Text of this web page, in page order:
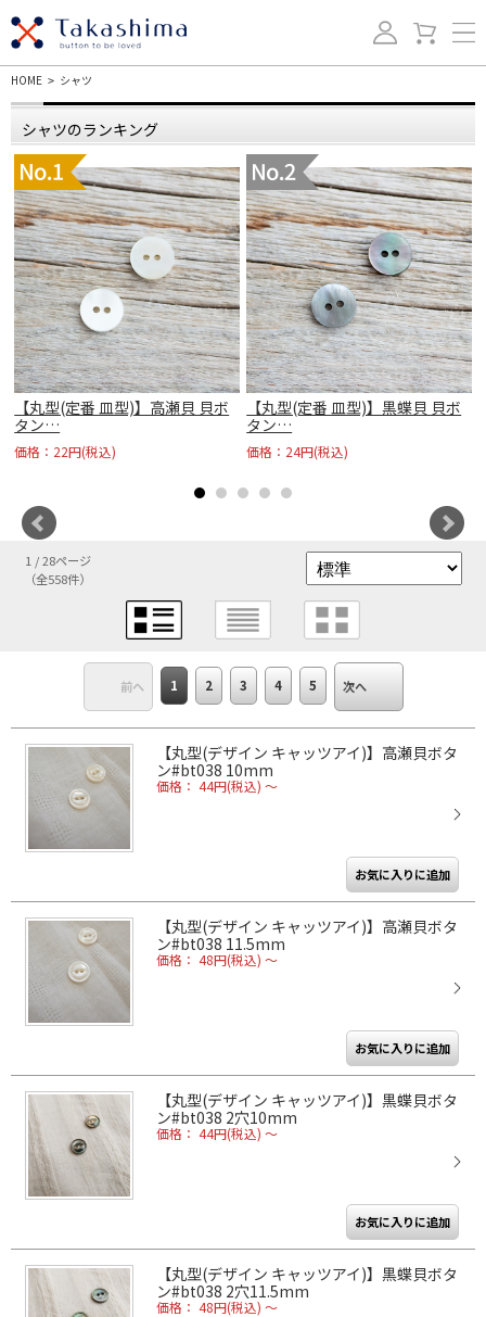
HOME > シャツ
シャツのランキング
【丸型(定番 皿型)】高瀬貝 貝ボ
タン…
価格：22円(税込)
【丸型(定番 皿型)】黒蝶貝 貝ボ
タン…
価格：24円(税込)
1 / 28ページ
（全558件）
前へ 1 2 3 4 5 次へ
【丸型(デザイン キャッツアイ)】高瀬貝ボタ
ン#bt038 10mm
価格： 44円(税込) ～
【丸型(デザイン キャッツアイ)】高瀬貝ボタ
ン#bt038 11.5mm
価格： 48円(税込) ～
【丸型(デザイン キャッツアイ)】黒蝶貝ボタ
ン#bt038 2穴10mm
価格： 44円(税込) ～
【丸型(デザイン キャッツアイ)】黒蝶貝ボタ
ン#bt038 2穴11.5mm
価格： 48円(税込) ～